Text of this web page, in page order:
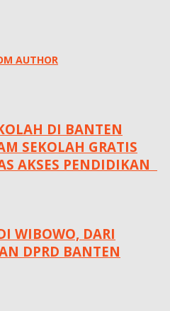
AUTHOR
DI BANTEN
SEKOLAH GRATIS
AKSES PENDIDIKAN
WIBOWO, DARI
DPRD BANTEN